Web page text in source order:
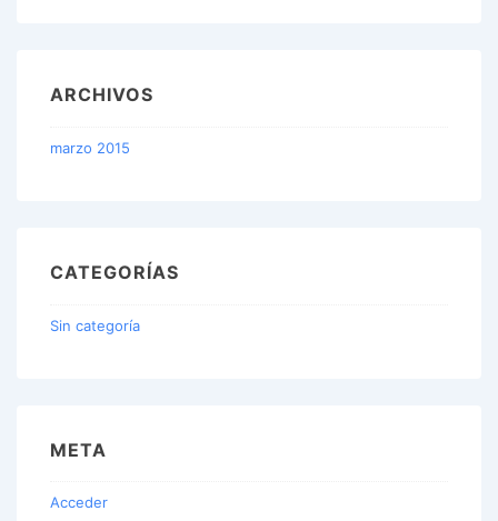
ARCHIVOS
marzo 2015
CATEGORÍAS
Sin categoría
META
Acceder